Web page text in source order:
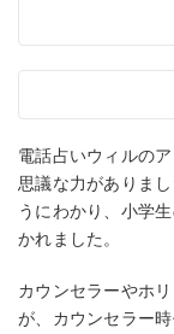
電話占いウィルの
思議な力がありま
うにわかり、小学
かれました。
カウンセラーやホ
が、カウンセラー